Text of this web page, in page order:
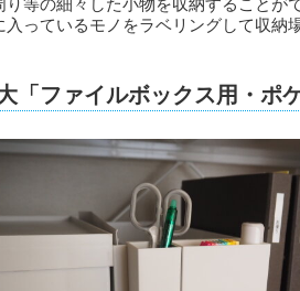
等の細々した小物を収納することが
っているモノをラベリングして収納
ファイルボックス用・ポケ